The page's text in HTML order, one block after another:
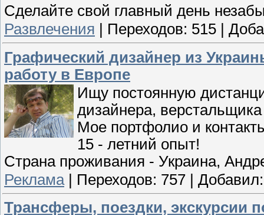
Сделайте свой главный день
Развлечения
Переходов: 515
Графический дизайнер из
работу в Европе
Ищу постоянную
дизайнера,
Мое портфолио и
15 - летний опыт!
Страна проживания - Украина,
Реклама | Переходов: 757 | Добавил:
Трансферы, поездки, экскурсии